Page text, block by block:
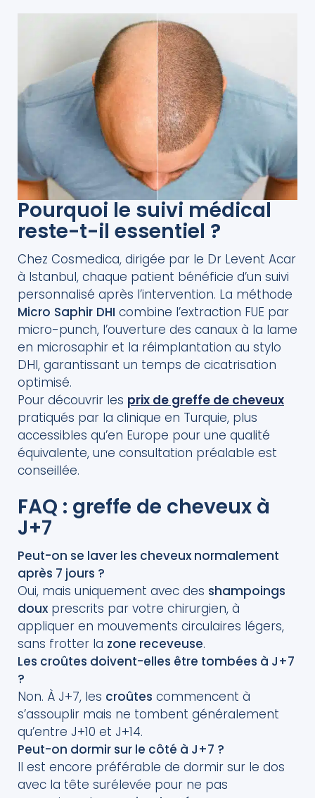
Pourquoi le suivi médical
reste-t-il essentiel ?
Chez Cosmedica, dirigée par le Dr Levent Acar
à Istanbul, chaque patient bénéficie d’un suivi
personnalisé après l’intervention. La méthode
Micro Saphir DHI combine l’extraction FUE par
micro-punch, l’ouverture des canaux à la lame
en microsaphir et la réimplantation au stylo
DHI, garantissant un temps de cicatrisation
optimisé.
Pour découvrir les prix de greffe de cheveux
pratiqués par la clinique en Turquie, plus
accessibles qu’en Europe pour une qualité
équivalente, une consultation préalable est
conseillée.
FAQ : greffe de cheveux à
J+7
Peut-on se laver les cheveux normalement
après 7 jours ?
Oui, mais uniquement avec des shampoings
doux prescrits par votre chirurgien, à
appliquer en mouvements circulaires légers,
sans frotter la zone receveuse.
Les croûtes doivent-elles être tombées à J+7
?
Non. À J+7, les croûtes commencent à
s’assouplir mais ne tombent généralement
qu’entre J+10 et J+14.
Peut-on dormir sur le côté à J+7 ?
Il est encore préférable de dormir sur le dos
avec la tête surélevée pour ne pas